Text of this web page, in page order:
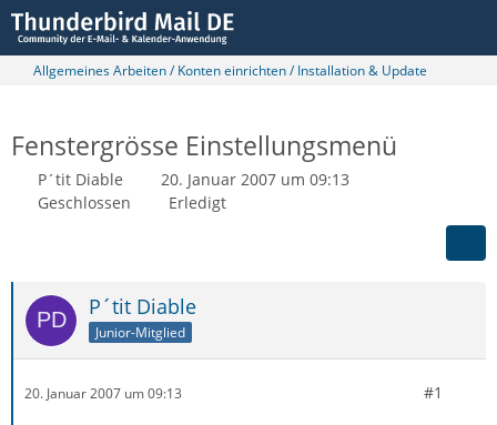
Allgemeines Arbeiten / Konten einrichten / Installation & Update
Fenstergrösse Einstellungsmenü
P´tit Diable
20. Januar 2007 um 09:13
Geschlossen
Erledigt
P´tit Diable
Junior-Mitglied
20. Januar 2007 um 09:13 #1